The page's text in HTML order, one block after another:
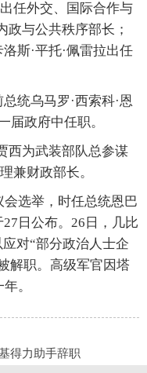
任外交、国际合作与
政与公共秩序部长；
斯·平托·佩雷拉出任
统乌马罗·西索科·恩
届政府中任职。
为武装部队总参谋
兼财政部长。
选举，时任总统恩巴
日公布。26日，几比
对“部分政治人士企
解职。高级军官因塔
。
得力助手辞职